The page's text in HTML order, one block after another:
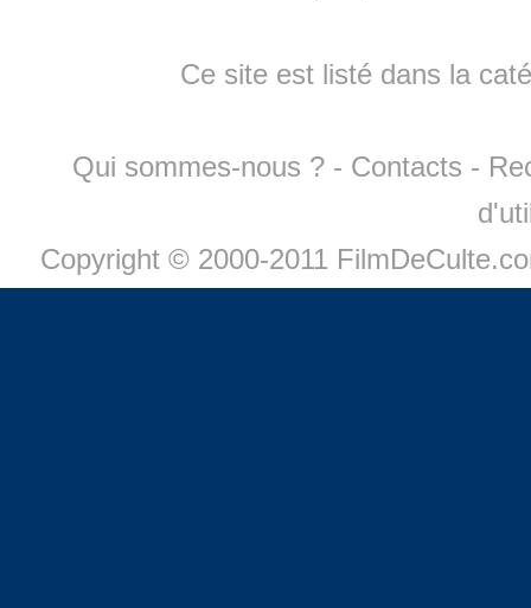
Ce site est listé dans la
Qui sommes-nous ? - Contacts -
Copyright © 2000-2011